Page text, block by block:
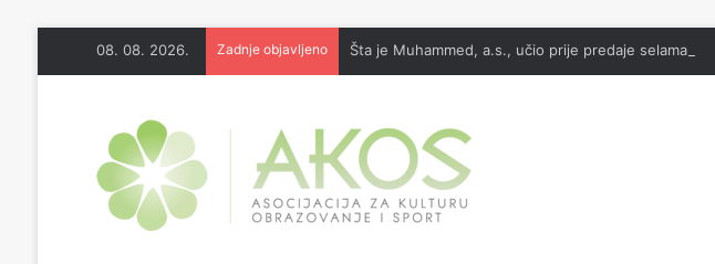
08. 08. 2026. Zadnje objavljeno Šta je Muhammed, a.s., učio prije predaje selama i